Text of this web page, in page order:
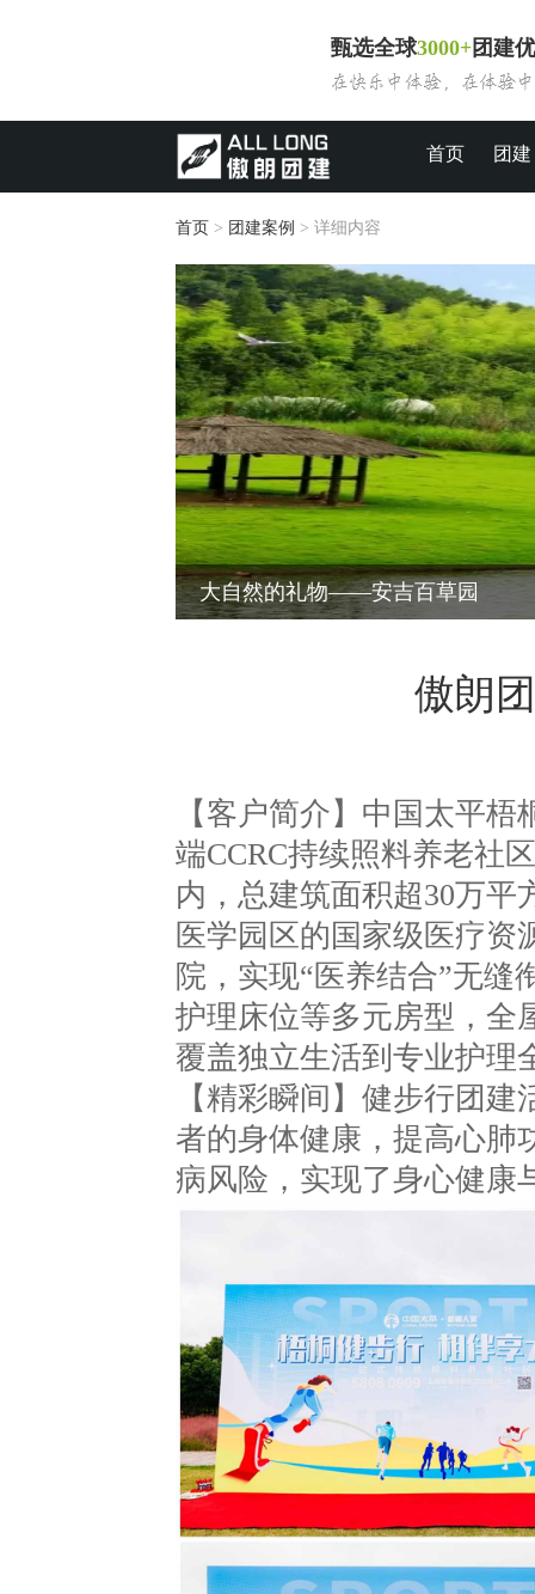
甄选全球3000+团建
首页 团建
首页 > 团建案例 > 详细内容
傲朗为您讲解活动策划的基本原则
傲朗
【客户简介】中国太平
端CCRC持续照料养老社
内，总建筑面积超30万平
医学园区的国家级医疗
院，实现“医养结合”无缝
护理床位等多元房型，全
覆盖独立生活到专业护理
【精彩瞬间】健步行团
者的身体健康，提高心肺
病风险，实现了身心健康